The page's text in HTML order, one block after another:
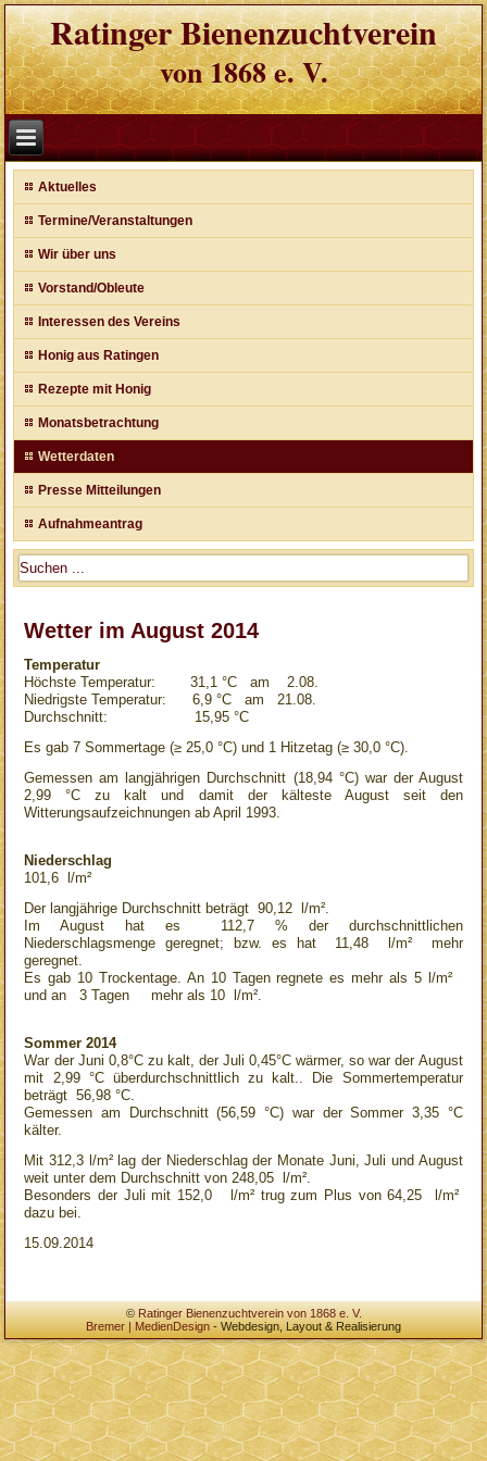
Ratinger Bienenzuchtverein
von 1868 e. V.
Aktuelles
Termine/Veranstaltungen
Wir über uns
Vorstand/Obleute
Interessen des Vereins
Honig aus Ratingen
Rezepte mit Honig
Monatsbetrachtung
Wetterdaten
Presse Mitteilungen
Aufnahmeantrag
Wetter im August 2014
Temperatur
Höchste Temperatur: 31,1 °C am 2.08.
Niedrigste Temperatur: 6,9 °C am 21.08.
Durchschnitt: 15,95 °C
Es gab 7 Sommertage (≥ 25,0 °C) und 1 Hitzetag (≥ 30,0 °C).
Gemessen am langjährigen Durchschnitt (18,94 °C) war der August
2,99 °C zu kalt und damit der kälteste August seit den
Witterungsaufzeichnungen ab April 1993.
Niederschlag
101,6 l/m²
Der langjährige Durchschnitt beträgt 90,12 l/m².
Im August hat es 112,7 % der durchschnittlichen
Niederschlagsmenge geregnet; bzw. es hat 11,48 l/m² mehr
geregnet.
Es gab 10 Trockentage. An 10 Tagen regnete es mehr als 5 l/m²
und an 3 Tagen mehr als 10 l/m².
Sommer 2014
War der Juni 0,8°C zu kalt, der Juli 0,45°C wärmer, so war der August
mit 2,99 °C überdurchschnittlich zu kalt.. Die Sommertemperatur
beträgt 56,98 °C.
Gemessen am Durchschnitt (56,59 °C) war der Sommer 3,35 °C
kälter.
Mit 312,3 l/m² lag der Niederschlag der Monate Juni, Juli und August
weit unter dem Durchschnitt von 248,05 l/m².
Besonders der Juli mit 152,0 l/m² trug zum Plus von 64,25 l/m²
dazu bei.
15.09.2014
©Ratinger Bienenzuchtverein von 1868 e. V.
Bremer | MedienDesign- Webdesign, Layout & Realisierung